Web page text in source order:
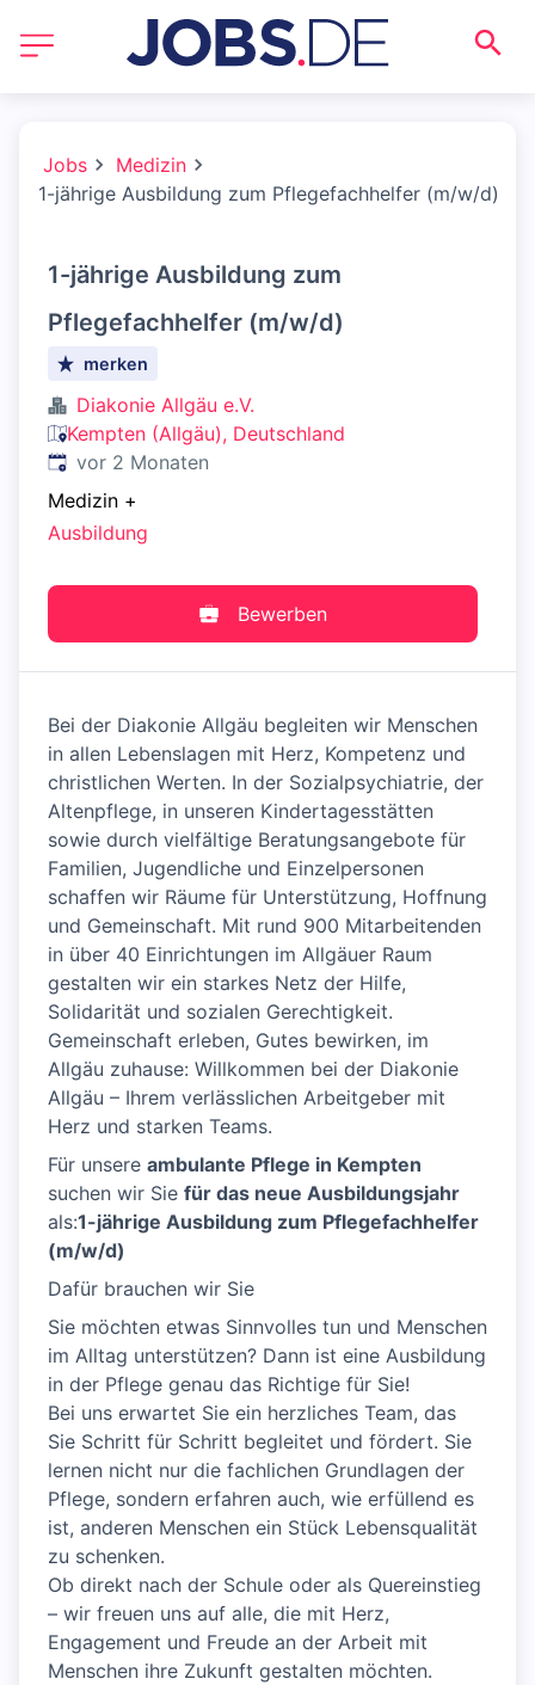
Jobs
Medizin
1-jährige Ausbildung zum Pflegefachhelfer (m/w/d)
1-jährige Ausbildung zum
Pflegefachhelfer (m/w/d)
merken
Diakonie Allgäu e.V.
Kempten (Allgäu), Deutschland
Veröffentlicht:
vor 2 Monaten
Medizin +
Ausbildung
Bewerben
Bei der Diakonie Allgäu begleiten wir Menschen
in allen Lebenslagen mit Herz, Kompetenz und
christlichen Werten. In der Sozialpsychiatrie, der
Altenpflege, in unseren Kindertagesstätten
sowie durch vielfältige Beratungsangebote für
Familien, Jugendliche und Einzelpersonen
schaffen wir Räume für Unterstützung, Hoffnung
und Gemeinschaft. Mit rund 900 Mitarbeitenden
in über 40 Einrichtungen im Allgäuer Raum
gestalten wir ein starkes Netz der Hilfe,
Solidarität und sozialen Gerechtigkeit.
Gemeinschaft erleben, Gutes bewirken, im
Allgäu zuhause: Willkommen bei der Diakonie
Allgäu – Ihrem verlässlichen Arbeitgeber mit
Herz und starken Teams.
Für unsere ambulante Pflege in Kempten
suchen wir Sie für das neue Ausbildungsjahr
als:1-jährige Ausbildung zum Pflegefachhelfer
(m/w/d)
Dafür brauchen wir Sie
Sie möchten etwas Sinnvolles tun und Menschen
im Alltag unterstützen? Dann ist eine Ausbildung
in der Pflege genau das Richtige für Sie!
Bei uns erwartet Sie ein herzliches Team, das
Sie Schritt für Schritt begleitet und fördert. Sie
lernen nicht nur die fachlichen Grundlagen der
Pflege, sondern erfahren auch, wie erfüllend es
ist, anderen Menschen ein Stück Lebensqualität
zu schenken.
Ob direkt nach der Schule oder als Quereinstieg
– wir freuen uns auf alle, die mit Herz,
Engagement und Freude an der Arbeit mit
Menschen ihre Zukunft gestalten möchten.